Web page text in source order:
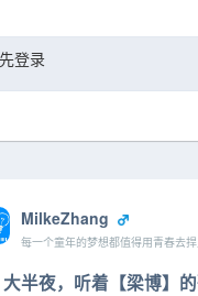
登录
MilkeZhang
每一个童年的梦想都值得用青春去
大半夜，听着【梁博】